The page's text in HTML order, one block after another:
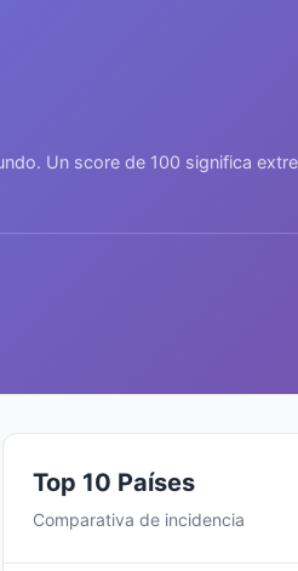
Un score de 100 significa
Top 10 Países
Comparativa de incidencia